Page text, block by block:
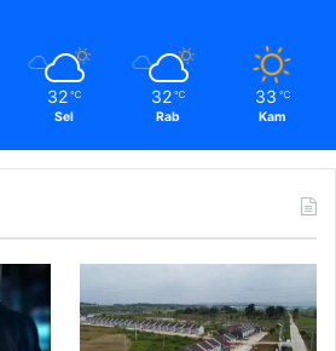
32 ℃
Sel
32 ℃
Rab
33 ℃
Kam